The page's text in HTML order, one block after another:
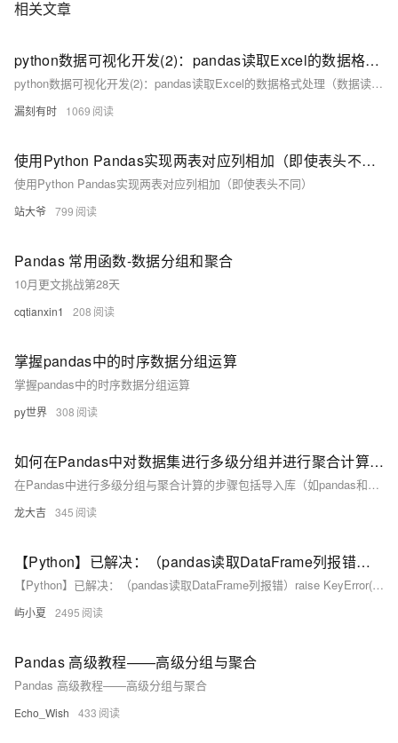
相关文章
python数据可视化开发(2)：pandas读取Excel的数据格式处理（数据读取、指定列数据、DataFrame转json、数学运算、透视表运算输出）
python数据可视化开发(2)：pandas读取Excel的数据格式处理（数据读取、指定列数据、DataFrame转json、数学运算、透视表运算输出）
漏刻有时 1069
使用Python Pandas实现两表对应列相加（即使表头不同）
使用Python Pandas实现两表对应列相加（即使表头不同）
站大爷 799
Pandas 常用函数-数据分组和聚合
10月更文挑战第28天
cqtianxin1 208
掌握pandas中的时序数据分组运算
掌握pandas中的时序数据分组运算
py世界 308
如何在Pandas中对数据集进行多级分组并进行聚合计算？
在Pandas中进行多级分组与聚合计算的步骤包括导入库（如pandas和matplotlib），准备数据集，使用`groupby()`方法分组，应用聚合函数（如`sum()`、`mean()`）及可视化结果。
龙大吉 345
【Python】已解决：（pandas读取DataFrame列报错）raise KeyError(key) from err KeyError: (‘name‘, ‘age‘)
【Python】已解决：（pandas读取DataFrame列报错）raise KeyError(key) from err KeyError: (‘name‘, ‘age‘)
屿小夏 2495
Pandas 高级教程——高级分组与聚合
Pandas 高级教程——高级分组与聚合
Echo_Wish 433